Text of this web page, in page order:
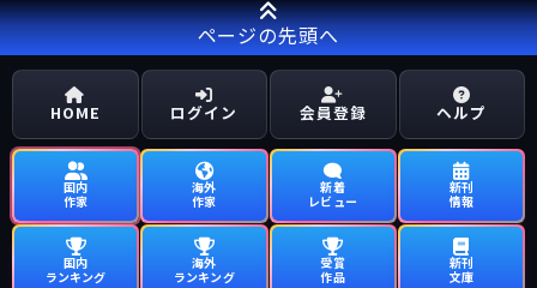
ページの先頭へ
HOME ログイン 会員登録 ヘルプ
国内
作家
海外
作家
新着
レビュー
新刊
情報
国内
ランキング
海外
ランキング
受賞
作品
新刊
文庫